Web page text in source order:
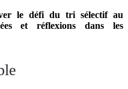
le défi du tri sélectif au
et réflexions dans les